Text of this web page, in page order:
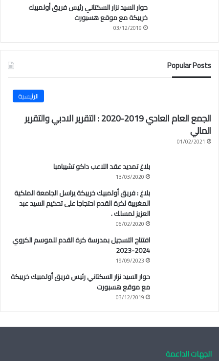
حوار السيد نزار السكتاني رئيس فريق أولمبيك
خريبكة مع موقع هسبورت
03/12/2019
Popular Posts
الرئيسية
الجمع العام العادي 2019-2020 : التقرير الادبي والتقرير
المالي
01/02/2021
بلاغ تمديد عقد اللاعب داكو تشيبامبا
13/03/2020
بلاغ : فريق أولمبيك خريبكة يراسل الجامعة الملكية
المغربية لكرة القدم احتجاجا على تحكيم السيد عبد
العزيز لمسلك .
06/02/2020
افتتاح التسجيل بمدرسة كرة القدم للموسم الكروي
2024-2023
19/09/2023
حوار السيد نزار السكتاني رئيس فريق أولمبيك خريبكة
مع موقع هسبورت
03/12/2019
الجهات الداعمة